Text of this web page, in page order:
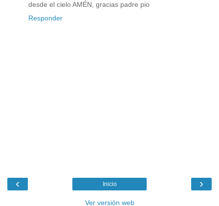
desde el cielo AMÉN, gracias padre pio
Responder
‹ ›
Inicio
Ver versión web